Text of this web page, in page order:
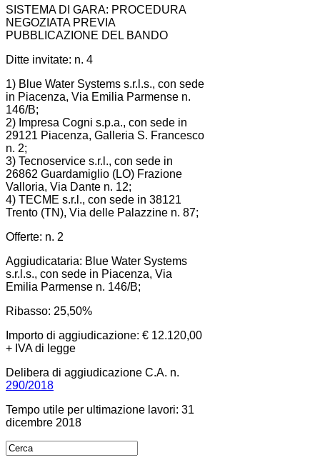
SISTEMA DI GARA: PROCEDURA
NEGOZIATA PREVIA
PUBBLICAZIONE DEL BANDO
Ditte invitate: n. 4
1) Blue Water Systems s.r.l.s., con sede
in Piacenza, Via Emilia Parmense n.
146/B;
2) Impresa Cogni s.p.a., con sede in
29121 Piacenza, Galleria S. Francesco
n. 2;
3) Tecnoservice s.r.l., con sede in
26862 Guardamiglio (LO) Frazione
Valloria, Via Dante n. 12;
4) TECME s.r.l., con sede in 38121
Trento (TN), Via delle Palazzine n. 87;
Offerte: n. 2
Aggiudicataria: Blue Water Systems
s.r.l.s., con sede in Piacenza, Via
Emilia Parmense n. 146/B;
Ribasso: 25,50%
Importo di aggiudicazione: € 12.120,00
+ IVA di legge
Delibera di aggiudicazione C.A. n.
290/2018
Tempo utile per ultimazione lavori: 31
dicembre 2018